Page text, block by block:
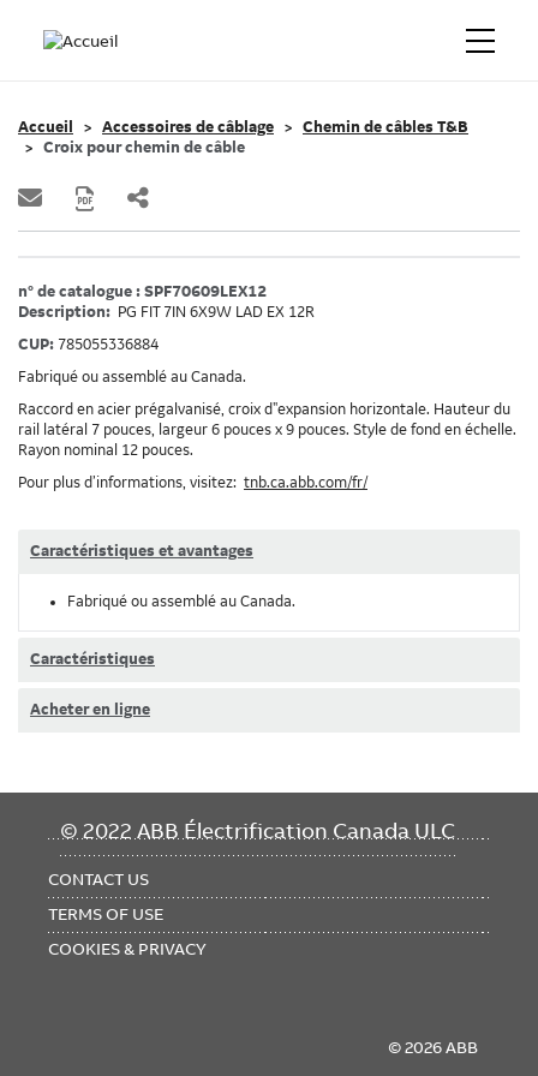
Accueil Accessoires de câblage
Chemin de câbles T&B
Croix pour chemin de câble
n° de catalogue : SPF70609LEX12
Description: PG FIT 7IN 6X9W LAD EX 12R
CUP: 785055336884
Fabriqué ou assemblé au Canada.
Raccord en acier prégalvanisé, croix d"expansion horizontale. Hauteur du
rail latéral 7 pouces, largeur 6 pouces x 9 pouces. Style de fond en échelle.
Rayon nominal 12 pouces.
Pour plus d’informations, visitez: tnb.ca.abb.com/fr/
Caractéristiques et avantages
Fabriqué ou assemblé au Canada.
Caractéristiques
Acheter en ligne
© 2022 ABB Électrification Canada ULC
FOOTER
CONTACT US
TERMS OF USE
COOKIES & PRIVACY
© 2026 ABB